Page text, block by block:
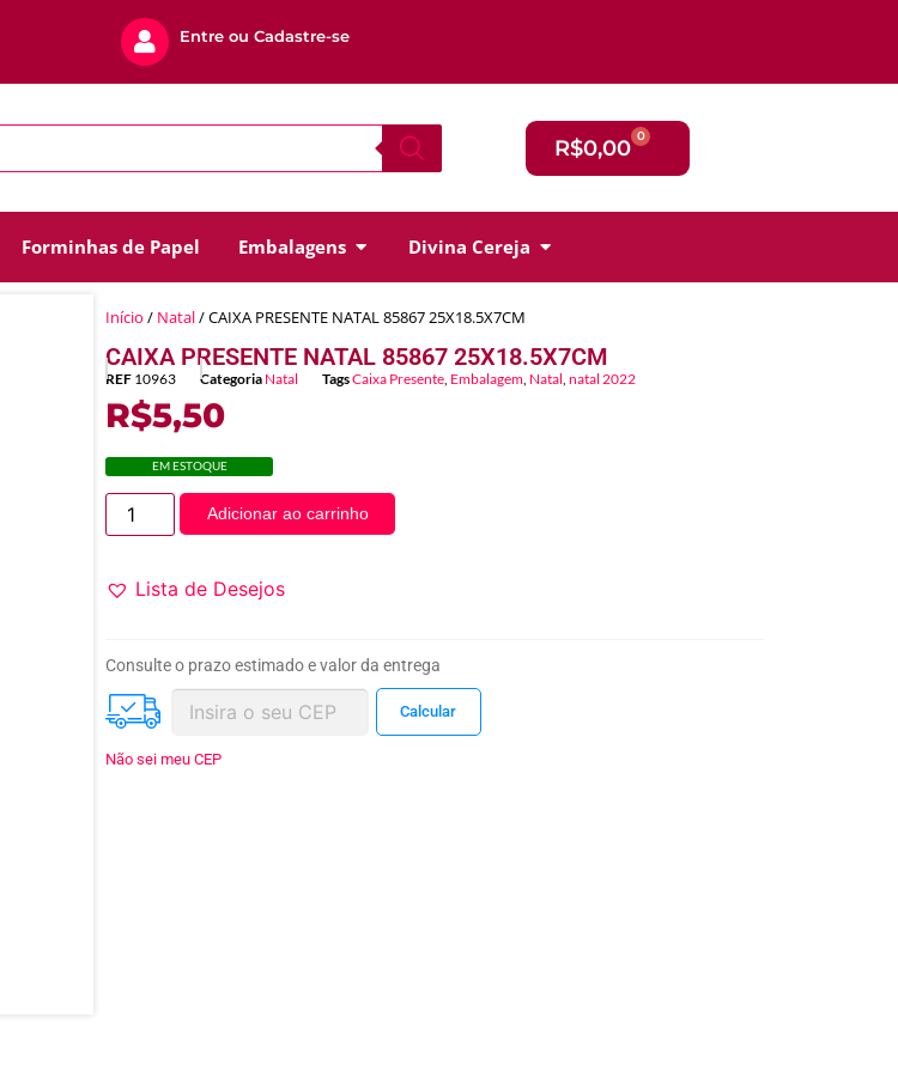
Entre ou Cadastre-se
R$0,00 0
Forminhas de Papel Embalagens Divina Cereja
Início / Natal/ CAIXA PRESENTE NATAL 85867 25X18.5X7CM
CAIXA PRESENTE NATAL 85867 25X18.5X7CM
REF 10963 Categoria Natal TagsCaixa Presente Embalagem Natal natal 2022
R$5,50
EM ESTOQUE
Adicionar ao carrinho
Lista de Desejos
Consulte o prazo estimado e valor da entrega
Não sei meu CEP